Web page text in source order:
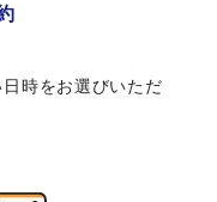
時をお選びいただ